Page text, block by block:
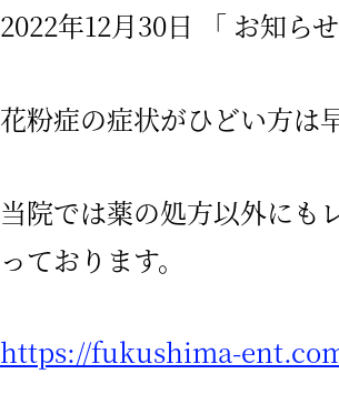
2022年12月30日 「 お知らせ
花粉症の症状がひどい方は
当院では薬の処方以外にも
っております。
https://fukushima-